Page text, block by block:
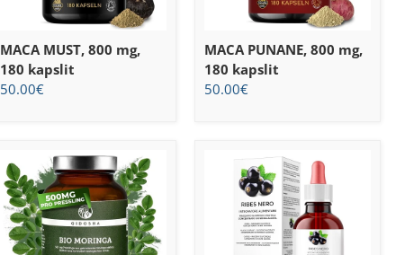
MACA MUST, 800 mg,
180 kapslit
50.00€
MACA PUNANE, 800 mg,
180 kapslit
50.00€